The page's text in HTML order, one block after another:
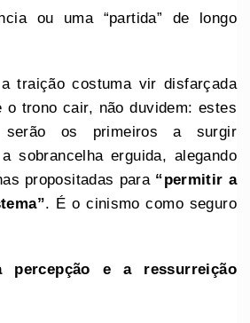
ou uma “partida” de longo
traição costuma vir disfarçada
o trono cair, não duvidem: estes
serão os primeiros a surgir
sobrancelha erguida, alegando
propositadas para “permitir a
. É o cinismo como seguro
percepção e a ressurreição